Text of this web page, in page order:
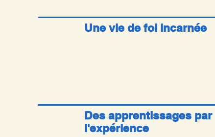
Une vie de foi incarnée
Des apprentissages par
l'expérience